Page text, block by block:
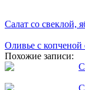
Салат со свеклой,
Оливье с копченой
Похожие записи: